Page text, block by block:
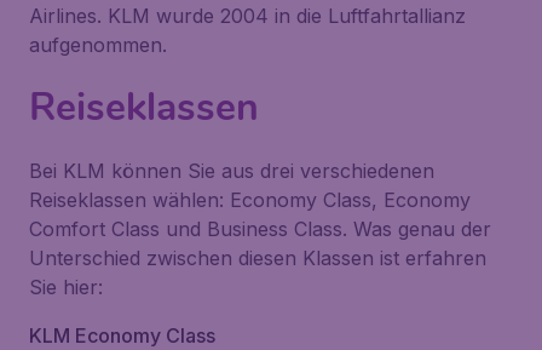
Airlines. KLM wurde 2004 in die Luftfahrtallianz
aufgenommen.
Reiseklassen
Bei KLM können Sie aus drei verschiedenen
Reiseklassen wählen: Economy Class, Economy
Comfort Class und Business Class. Was genau der
Unterschied zwischen diesen Klassen ist erfahren
Sie hier:
KLM Economy Class